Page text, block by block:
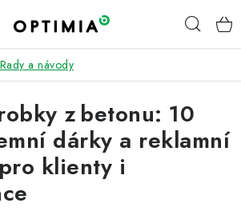
| HYGIENA
A OOPP
a návody
z betonu: 10
dárky a reklamní
klienty i